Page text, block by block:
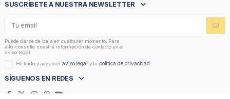
SUSCRÍBETE A NUESTRA NEWSLETTER
Puede darse de baja en cualquier momento. Para
ello, consulte nuestra información de contacto en el
aviso legal.
He leído y acepto elaviso legal y la política de privacidad
SÍGUENOS EN REDES